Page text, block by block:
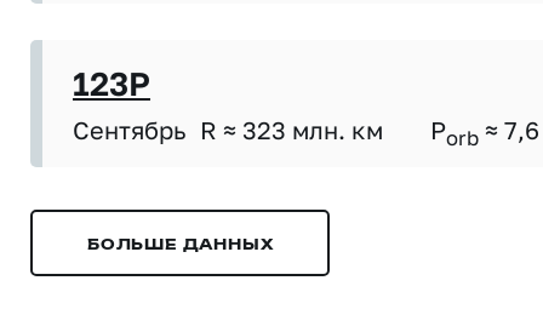
123P
Сентябрь R ≈ 323 млн. км Porb ≈ 7,6
БОЛЬШЕ ДАННЫХ